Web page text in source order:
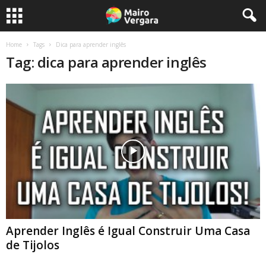
Home Tags Dica para aprender inglês
Tag: dica para aprender inglês
Aprender Inglês é Igual Construir Uma Casa
de Tijolos